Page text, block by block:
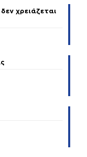
χρειάζεται